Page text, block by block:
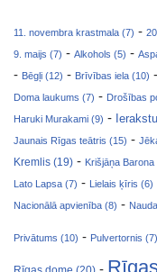
11. novembra krastmala (7) -
9. maijs (7) - Alkohols (5) -
- Bēgļi (12) - Brīvības iela (10) -
Doma laukums (7) - Drošības
Haruki Murakami (9) -
Jaunais Rīgas teātris (15) -
Kremlis (19) - Krišjāņa Barona
Lato Lapsa (7) - Lielais ķīris (6)
Nacionālā apvienība (8) -
Privātums (10) - Pulvertornis (7)